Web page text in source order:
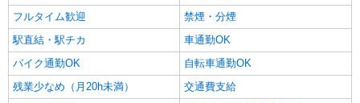
フルタイム歓迎
禁煙・分煙
駅直結・駅チカ
車通勤OK
バイク通勤OK
自転車通勤OK
残業少なめ（月20h未満）
交通費支給